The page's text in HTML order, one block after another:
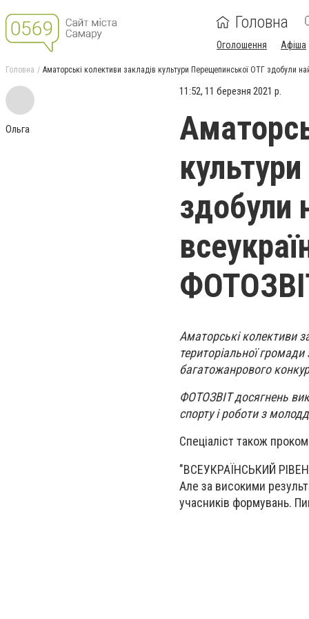
Головна
Оголошення Афіша
Головна Аматорські колективи закладів культури Перещепинської ОТГ здобули
Ольга
11:52, 11 березня 2021 р.
здобули
Аматорські колективи
територіальної
багатожанрового
ФОТОЗВІТ досягнень
спорту і роботи з
Спеціаліст також
"ВСЕУКРАЇНСЬКИЙ
Але за високими
учасників формувань.